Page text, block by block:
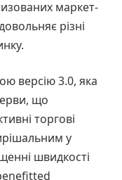
маркет-
різні
версію 3.0, яка
що
торгові
у
швидкості